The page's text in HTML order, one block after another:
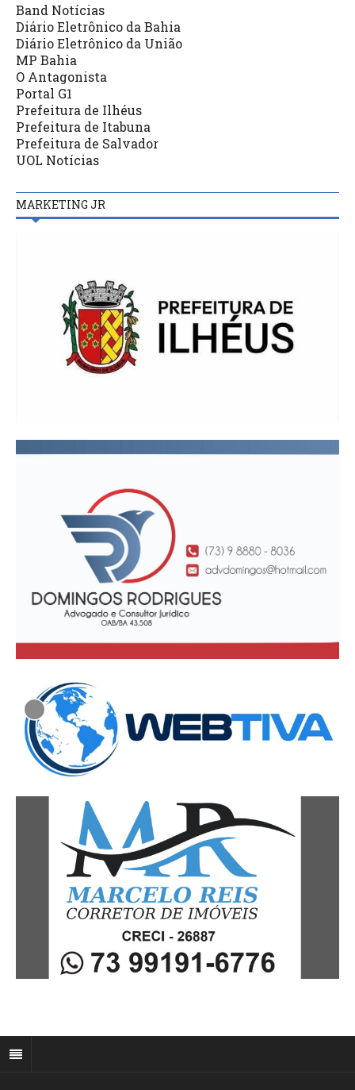
Band Notícias
Diário Eletrônico da Bahia
Diário Eletrônico da União
MP Bahia
O Antagonista
Portal G1
Prefeitura de Ilhéus
Prefeitura de Itabuna
Prefeitura de Salvador
UOL Notícias
MARKETING JR